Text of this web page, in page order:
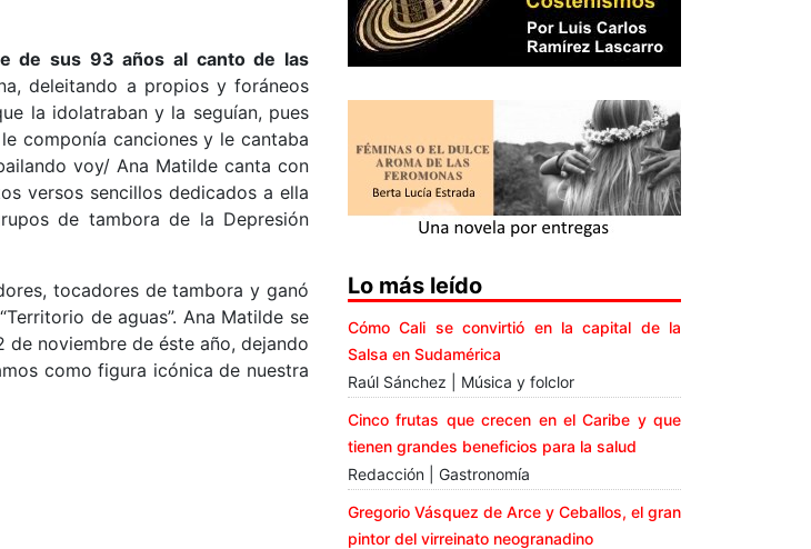
de sus 93 años al canto de las
deleitando a propios y foráneos
la idolatraban y la seguían, pues
componía canciones y le cantaba
voy/ Ana Matilde canta con
versos sencillos dedicados a ella
de tambora de la Depresión
tocadores de tambora y ganó
de aguas”. Ana Matilde se
noviembre de éste año, dejando
como figura icónica de nuestra
Lo más leído
Cómo Cali se convirtió en la capital de la
Salsa en Sudamérica
Raúl Sánchez | Música y folclor
Cinco frutas que crecen en el Caribe y que
tienen grandes beneficios para la salud
Redacción | Gastronomía
Gregorio Vásquez de Arce y Ceballos, el gran
pintor del virreinato neogranadino